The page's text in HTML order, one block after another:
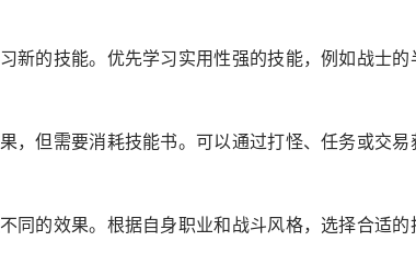
新的技能。优先学习实用性强的技能，例如战士的
，但需要消耗技能书。可以通过打怪、任务或交易
同的效果。根据自身职业和战斗风格，选择合适的